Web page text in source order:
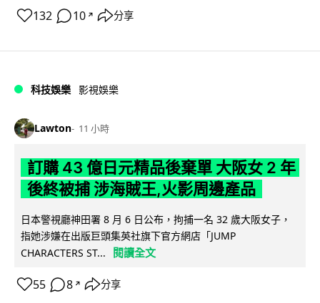
132 10 ↗ 分享
科技娛樂 影視娛樂
Lawton 11 小時
訂購 43 億日元精品後棄單 大阪女 2 年
後終被捕 涉海賊王,火影周邊產品
日本警視廳神田署 8 月 6 日公布，拘捕一名 32 歲大阪女子，
指她涉嫌在出版巨頭集英社旗下官方網店「JUMP
CHARACTERS ST...
閱讀全文
55 8 ↗ 分享